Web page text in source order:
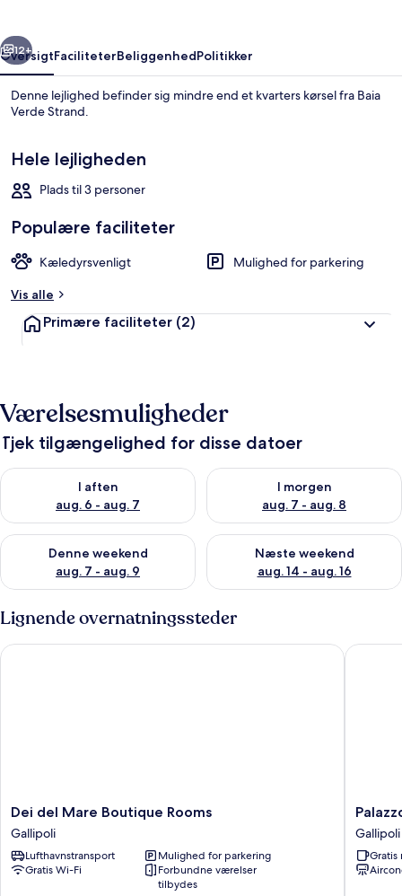
Næste
12+
OversigtFaciliteterBeliggenhedPolitikker
Denne lejlighed befinder sig mindre end et kvarters kørsel fra Baia
Verde Strand.
Hele lejligheden
Plads til 3 personer
Populære faciliteter
Kæledyrsvenligt
Mulighed for parkering
Vis alle
Primære faciliteter (2)
Værelsesmuligheder
Tjek tilgængelighed for disse datoer
I aften
aug. 6 - aug. 7
Tjek tilgængelighed for i aften aug. 6 - aug. 7
I morgen
aug. 7 - aug. 8
Tjek tilgængelighed for i
Denne weekend
aug. 7 - aug. 9
Tjek tilgængelighed for denne weekend aug. 7 - aug. 9
Næste weekend
aug. 14 - aug. 16
Tjek tilgængelighed for næste
Lignende overnatningssteder
Dei
del
Mare
Boutique
Rooms
Dei del Mare Boutique Rooms
Gallipoli
Lufthavnstransport
Mulighed for parkering
Gratis Wi-Fi
Forbundne værelser
tilbydes
Dei del Mare Boutique Rooms
Palazzo
Celina
Gallipoli
Gratis
Palazzo